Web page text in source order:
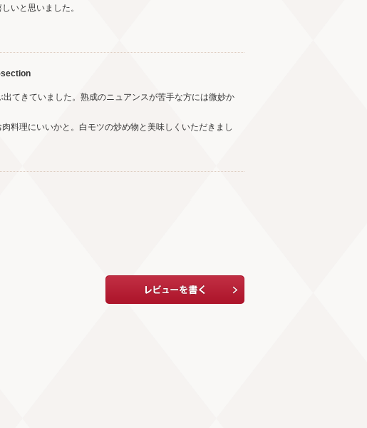
いと思いました。
てきていました。熟成のニュアンスが苦手な方には微妙か
料理にいいかと。白モツの炒め物と美味しくいただきまし